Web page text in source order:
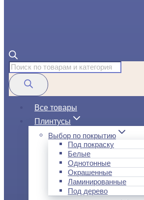
Поиск
товаров
Все товары
Плинтусы
Выбор по покрытию
Под покраску
Белые
Однотонные
Окрашенные
Ламинированные
Под дерево